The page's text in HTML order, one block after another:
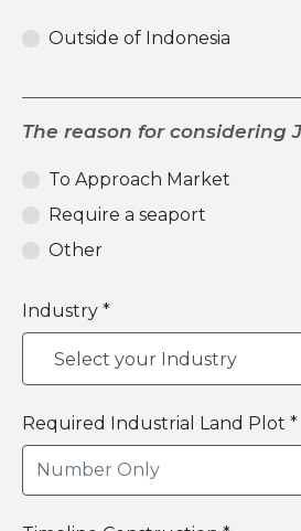
Outside of Indonesia
The reason for considering
To Approach Market
Require a seaport
Other
Industry *
Required Industrial Land Plot *